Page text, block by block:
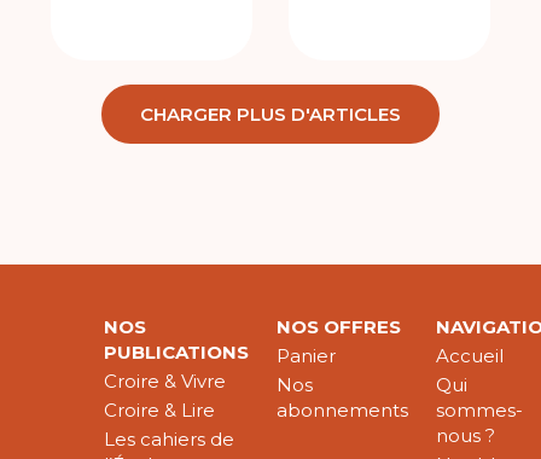
CHARGER PLUS D'ARTICLES
NOS
PUBLICATIONS
Croire & Vivre
Croire & Lire
Les cahiers de
NOS OFFRES
Panier
Nos
abonnements
Accueil
Qui
sommes-
nous ?